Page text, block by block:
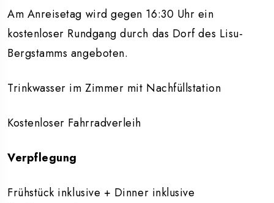
Am Anreisetag wird gegen 16:30 Uhr ein
kostenloser Rundgang durch das Dorf des Lisu-
Bergstamms angeboten.
Trinkwasser im Zimmer mit Nachfüllstation
Kostenloser Fahrradverleih
Verpflegung
Frühstück inklusive + Dinner inklusive